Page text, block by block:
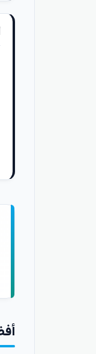
أفضل 10 مصانع